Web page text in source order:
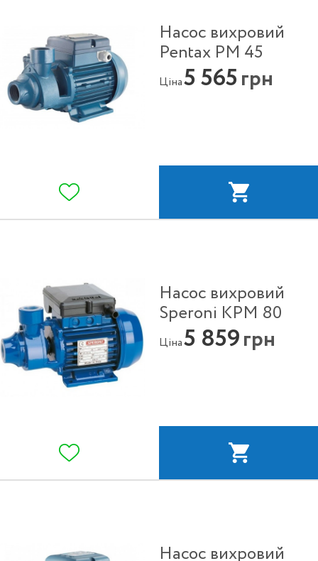
Насос вихровий
Pentax PM 45
Ціна5 565грн
Насос вихровий
Speroni KPM 80
Ціна5 859грн
Насос вихровий